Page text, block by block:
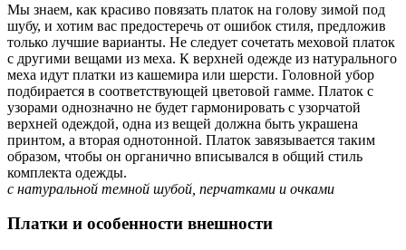
Мы знаем, как красиво повязать платок на голову зимой под
шубу, и хотим вас предостеречь от ошибок стиля, предложив
только лучшие варианты. Не следует сочетать меховой платок
с другими вещами из меха. К верхней одежде из натурального
меха идут платки из кашемира или шерсти. Головной убор
подбирается в соответствующей цветовой гамме. Платок с
узорами однозначно не будет гармонировать с узорчатой
верхней одеждой, одна из вещей должна быть украшена
принтом, а вторая однотонной. Платок завязывается таким
образом, чтобы он органично вписывался в общий стиль
комплекта одежды.
с натуральной темной шубой, перчатками и очками
Платки и особенности внешности